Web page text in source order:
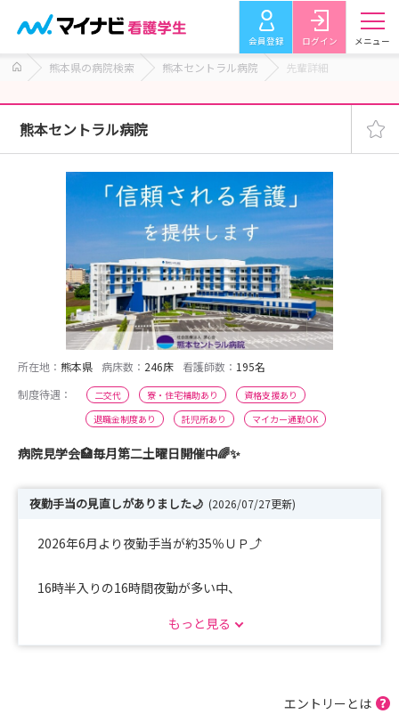
会員登録 ログイン メニュー
熊本県の病院検索 熊本セントラル病院 先輩詳細
熊本セントラル病院
所在地： 熊本県 病床数： 246床 看護師数： 195名
制度待遇：
二交代 寮・住宅補助あり
資格支援あり
退職金制度あり
託児所あり マイカー通勤OK
病院見学会🏥毎月第二土曜日開催中🌈✨
夜勤手当の見直しがありました🌙 (2026/07/27更新)
2026年6月より夜勤手当が約35％ＵＰ⤴️
16時半入りの16時間夜勤が多い中、
12.5時間夜勤となっています🙋‍♀️
もっと見る
エントリーとは